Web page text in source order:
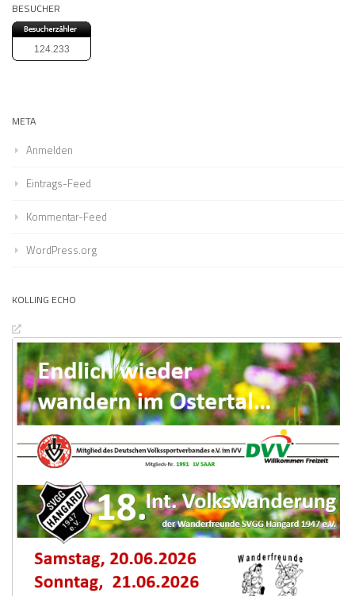
BESUCHER
124.233
META
Anmelden
Eintrags-Feed
Kommentar-Feed
WordPress.org
KOLLING ECHO